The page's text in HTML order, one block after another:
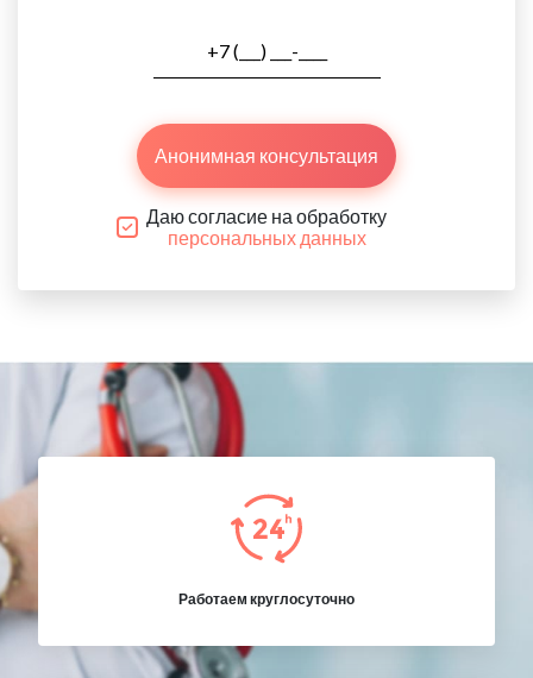
Анонимная консультация
Даю согласие на обработку
персональных данных
Работаем круглосуточно